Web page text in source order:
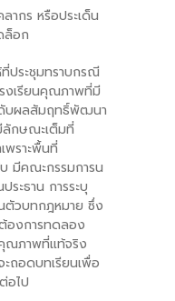
ากร หรือประเด็น
ล็อก
ประชุมทราบกรณี
งเรียนคุณภาพที่มี
ดับผลสัมฤทธิ์พัฒนา
กษณะเต็มที่
พราะพื้นที่
มีคณะกรรมการน
ระธาน การระบุ
ตัวบทกฎหมาย ซึ่ง
องการทดลอง
ณภาพที่แท้จริง
ะถอดบทเรียนเพื่อ
อไป